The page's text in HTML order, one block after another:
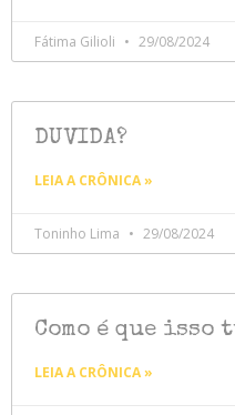
Fátima Gilioli 29/08/2024
DUVIDA?
LEIA A CRÔNICA »
Toninho Lima 29/08/2024
Como é que isso
LEIA A CRÔNICA »